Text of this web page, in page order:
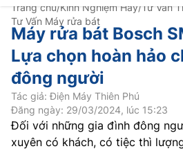
Trang chủ/Kinh Nghiệm Hay/Tư Vấn
Tư Vấn Máy rửa bát
Máy rửa bát Bosch
Lựa chọn hoàn hảo
đông người
Tác giả: Điện Máy Thiên Phú
Đăng ngày: 29/03/2024, lúc 15:23
Đối với những gia đình đông
xuyên có khách, có tiệc thì